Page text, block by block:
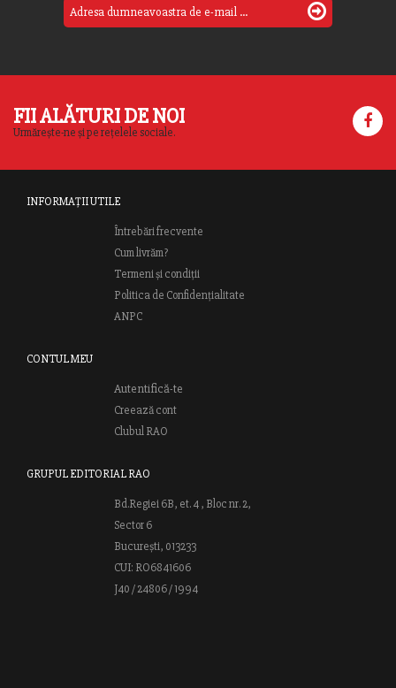
FII ALĂTURI DE NOI
Urmărește-ne și pe rețelele sociale.
INFORMAȚII UTILE
Întrebări frecvente
Cum livrăm?
Termeni și condiții
Politica de Confidențialitate
ANPC
CONTUL MEU
Autentifică-te
Creează cont
Clubul RAO
GRUPUL EDITORIAL RAO
Bd.Regiei 6B, et. 4 , Bloc nr. 2,
Sector 6
București, 013233
CUI: RO6841606
J40 / 24806 / 1994